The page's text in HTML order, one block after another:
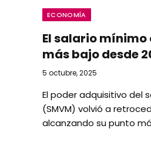
ECONOMÍA
El salario mínimo
más bajo desde
5 octubre, 2025
El poder adquisitivo del
(SMVM) volvió a
alcanzando su punto